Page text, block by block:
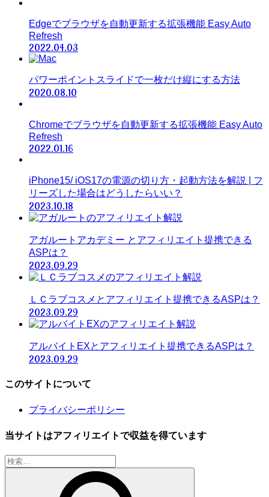
Edgeでブラウザを自動更新する拡張機能 Easy Auto
Refresh
2022.04.03
パワーポイントスライドで一枚だけ縦にする方法
2020.08.10
Chromeでブラウザを自動更新する拡張機能 Easy Auto
Refresh
2022.01.16
iPhone15/ iOS17の電源の切り方・起動方法を解説 | フ
リーズした場合はどうしたらいい？
2023.10.18
アガルートアカデミー とアフィリエイト提携できる
ASPは？
2023.09.29
ＬＣラブコスメとアフィリエイト提携できるASPは？
2023.09.29
アルバイトEXとアフィリエイト提携できるASPは？
2023.09.29
このサイトについて
プライバシーポリシー
当サイトはアフィリエイトで収益を得ています
検
索: